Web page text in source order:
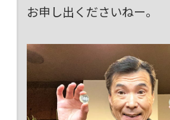
お申し出くださいねー。